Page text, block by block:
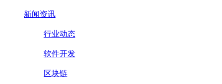
新闻资讯
行业动态
软件开发
区块链